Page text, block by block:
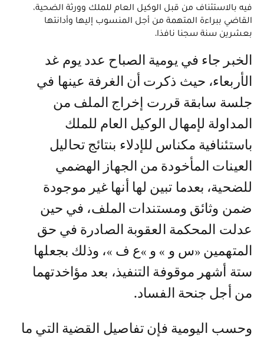
فيه بالاستئناف من قبل الوكيل العام للملك وورثة الضحية،
القاضي ببراءة المتهمة من أجل المنسوب إليها وأدانتها
بعشرين سنة سجنا نافذا.
الأربعاء، حيث ذكرت أن الغرفة عينها في
جلسة سابقة قررت إخراج الملف من
المداولة لإمهال الوكيل العام للملك
باستئنافية مكناس للإدلاء بنتائج تحاليل
العينات المأخودة من الجهاز الهضمي
للضحية، بعدما تبين لها أنها غير موجودة
ضمن وثائق ومستندات الملف، في حين
عدلت المحكمة العقوبة الصادرة في حق
المتهمين «س و » و »ع ف »، وذلك بجعلها
ستة أشهر موقوفة التنفيذ، بعد مؤاخدتهما
من أجل جنحة الفساد.
وحسب اليومية فإن تفاصيل القضية التي ما